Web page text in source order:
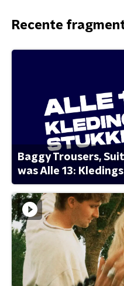
Recente
Baggy Trousers,
was Alle 13: